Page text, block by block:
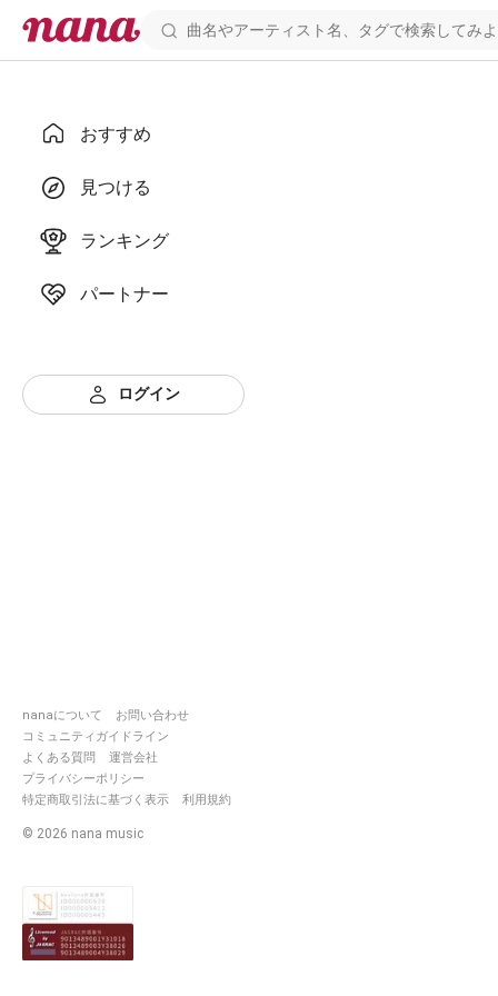
おすすめ
見つける
ランキング
パートナー
ログイン
nanaについて
お問い合わせ
コミュニティガイドライン
よくある質問
運営会社
プライバシーポリシー
特定商取引法に基づく表示
利用規約
© 2026 nana music